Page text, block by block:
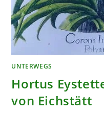
UNTERWEGS
Hortus
von Eichstätt